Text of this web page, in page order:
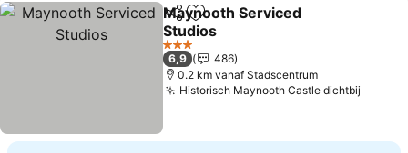
DelenToevoegen aan favorieten
Maynooth Serviced
Studios
Prijzen bekijken
3 Sterren
6,9
486
0.2 km vanaf Stadscentrum
Historisch Maynooth Castle dichtbij